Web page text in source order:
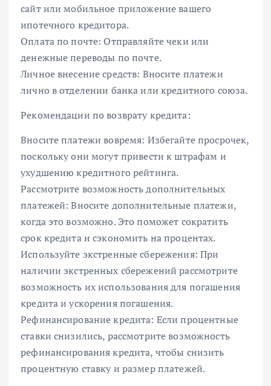
сайт или мобильное приложение вашего
ипотечного кредитора.
Оплата по почте: Отправляйте чеки или
денежные переводы по почте.
Личное внесение средств: Вносите платежи
лично в отделении банка или кредитного союза.
Рекомендации по возврату кредита:
Вносите платежи вовремя: Избегайте просрочек,
поскольку они могут привести к штрафам и
ухудшению кредитного рейтинга.
Рассмотрите возможность дополнительных
платежей: Вносите дополнительные платежи,
когда это возможно. Это поможет сократить
срок кредита и сэкономить на процентах.
Используйте экстренные сбережения: При
наличии экстренных сбережений рассмотрите
возможность их использования для погашения
кредита и ускорения погашения.
Рефинансирование кредита: Если процентные
ставки снизились, рассмотрите возможность
рефинансирования кредита, чтобы снизить
процентную ставку и размер платежей.